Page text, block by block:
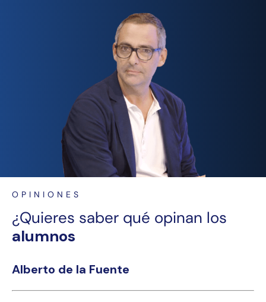
OPINIONES
¿Quieres saber qué opinan los
alumnos
Alberto de la Fuente